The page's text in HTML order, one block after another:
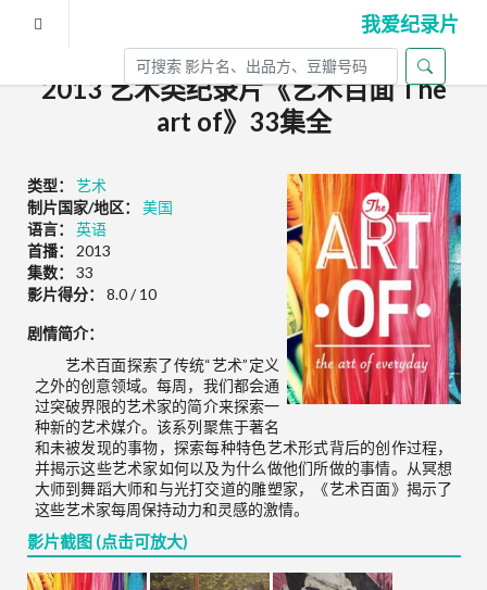
我爱纪录片
2013 艺术类纪录片《艺术百面 The
art of》33集全
类型：
艺术
制片国家/地区：
美国
语言：
英语
首播：
2013
集数：
33
影片得分：
8.0 / 10
剧情简介：
艺术百面探索了传统“艺术”定义
之外的创意领域。每周，我们都会通
过突破界限的艺术家的简介来探索一
种新的艺术媒介。该系列聚焦于著名
和未被发现的事物，探索每种特色艺术形式背后的创作过程，
并揭示这些艺术家如何以及为什么做他们所做的事情。从冥想
大师到舞蹈大师和与光打交道的雕塑家，《艺术百面》揭示了
这些艺术家每周保持动力和灵感的激情。
影片截图 (点击可放大)